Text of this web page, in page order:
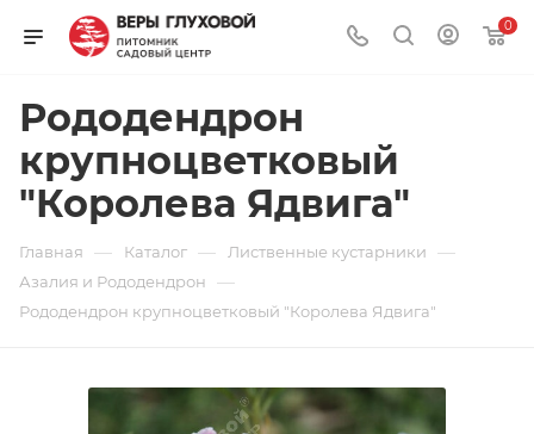
0
Рододендрон
крупноцветковый
"Королева Ядвига"
Главная — Каталог — Лиственные кустарники —
Азалия и Рододендрон —
Рододендрон крупноцветковый "Королева Ядвига"